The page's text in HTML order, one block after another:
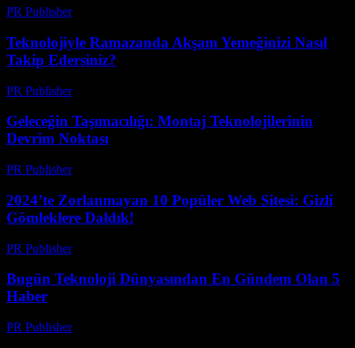
PR Publisher-
Teknolojiyle Ramazanda Akşam Yemeğinizi Nasıl
Takip Edersiniz?
PR Publisher-
Geleceğin Taşımacılığı: Montaj Teknolojilerinin
Devrim Noktası
PR Publisher-
2024’te Zorlanmayan 10 Popüler Web Sitesi: Gizli
Gömleklere Daldık!
PR Publisher-
Bugün Teknoloji Dünyasından En Gündem Olan 5
Haber
PR Publisher-